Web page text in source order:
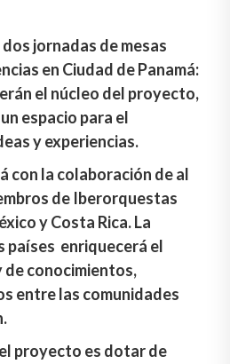
jornadas de mesas
en Ciudad de Panamá:
el núcleo del proyecto,
espacio para el
y experiencias.
con la colaboración de al
de Iberorquestas
y Costa Rica. La
países enriquecerá el
conocimientos,
entre las comunidades
proyecto es dotar de